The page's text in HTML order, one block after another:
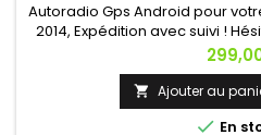
Autoradio Gps Android pour
2014, Expédition avec suivi !
vous avez
Prix
 Ajouter au
 En